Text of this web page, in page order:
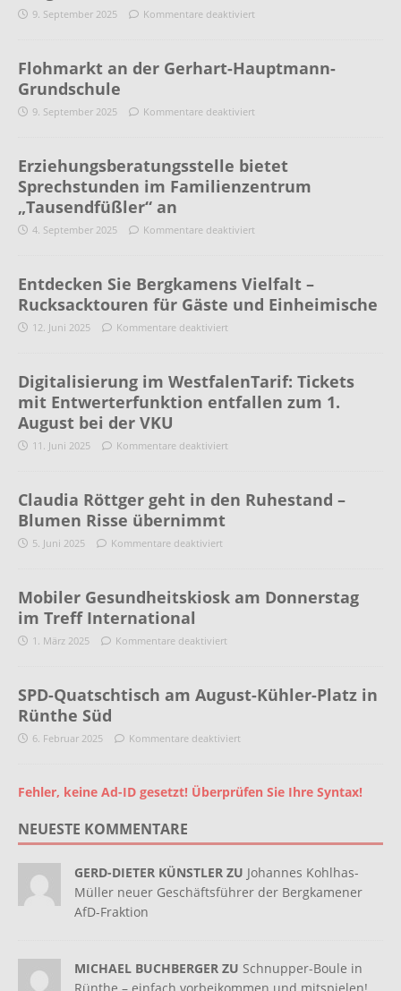
9. September 2025 Kommentare deaktiviert
Flohmarkt an der Gerhart-Hauptmann-
Grundschule
9. September 2025 Kommentare deaktiviert
Erziehungsberatungsstelle bietet
Sprechstunden im Familienzentrum
„Tausendfüßler“ an
4. September 2025 Kommentare deaktiviert
Entdecken Sie Bergkamens Vielfalt –
Rucksacktouren für Gäste und Einheimische
12. Juni 2025 Kommentare deaktiviert
Digitalisierung im WestfalenTarif: Tickets
mit Entwerterfunktion entfallen zum 1.
August bei der VKU
11. Juni 2025 Kommentare deaktiviert
Claudia Röttger geht in den Ruhestand –
Blumen Risse übernimmt
5. Juni 2025 Kommentare deaktiviert
Mobiler Gesundheitskiosk am Donnerstag
im Treff International
1. März 2025 Kommentare deaktiviert
SPD-Quatschtisch am August-Kühler-Platz in
Rünthe Süd
6. Februar 2025 Kommentare deaktiviert
Fehler, keine Ad-ID gesetzt! Überprüfen Sie Ihre Syntax!
NEUESTE KOMMENTARE
GERD-DIETER KÜNSTLER ZU Johannes Kohlhas-
Müller neuer Geschäftsführer der Bergkamener
AfD-Fraktion
MICHAEL BUCHBERGER ZU Schnupper-Boule in